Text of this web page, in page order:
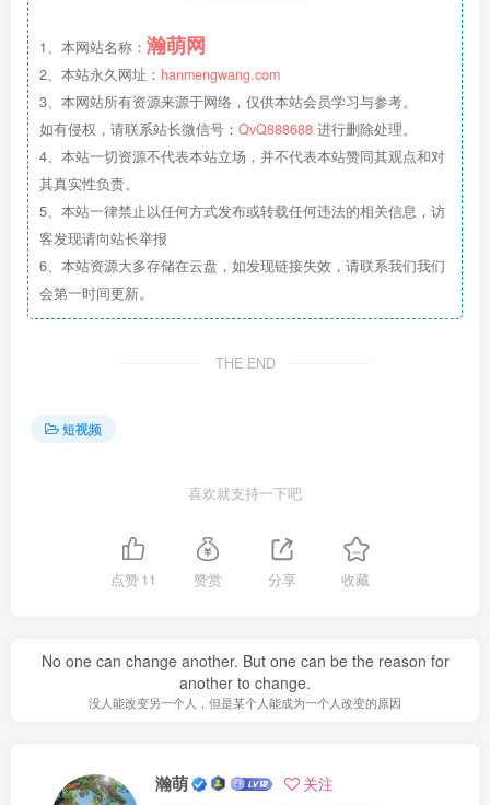
1、本网站名称： 瀚萌网
2、本站永久网址： hanmengwang.com
3、本网站所有资源来源于网络，仅供本站会员学习与参考。
如有侵权，请联系站长微信号： QvQ888688 进行删除处理。
4、本站一切资源不代表本站立场，并不代表本站赞同其观点和对
其真实性负责。
5、本站一律禁止以任何方式发布或转载任何违法的相关信息，访
客发现请向站长举报
6、本站资源大多存储在云盘，如发现链接失效，请联系我们我们
会第一时间更新。
THE END
短视频
喜欢就支持一下吧
点赞11 赞赏 分享 收藏
No one can change another. But one can be the reason for
another to change.
没人能改变另一个人，但是某个人能成为一个人改变的原因
瀚萌 关注